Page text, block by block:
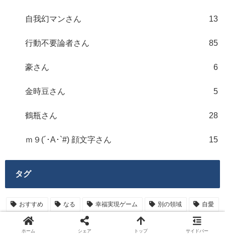
自我幻マンさん 13
行動不要論者さん 85
豪さん 6
金時豆さん 5
鶴瓶さん 28
ｍ９(´･A･`#) 顔文字さん 15
タグ
おすすめ なる 幸福実現ゲーム 別の領域 自愛
恋愛 認識の変更
ホーム シェア トップ サイドバー